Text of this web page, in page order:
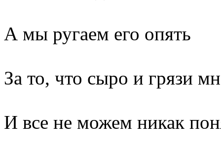
А мы ругаем его опять
За то, что сыро и грязи
И все не можем никак